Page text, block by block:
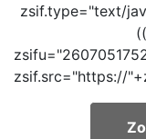
zsif.type="text/
zsif.src="https://